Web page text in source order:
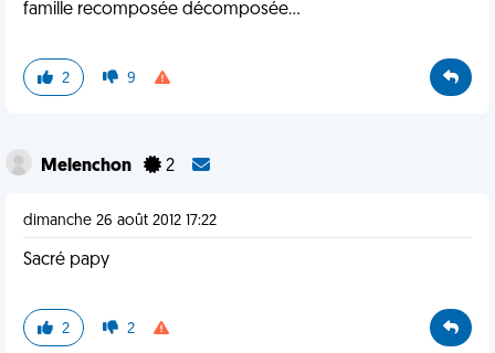
famille recomposée décomposée...
2 9
Melenchon 2
dimanche 26 août 2012 17:22
Sacré papy
2 2